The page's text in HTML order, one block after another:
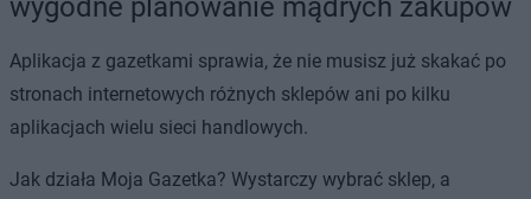
Aplikacja z gazetkami sprawia, że nie musisz już skakać po
stronach internetowych różnych sklepów ani po kilku
aplikacjach wielu sieci handlowych.
Jak działa Moja Gazetka? Wystarczy wybrać sklep, a